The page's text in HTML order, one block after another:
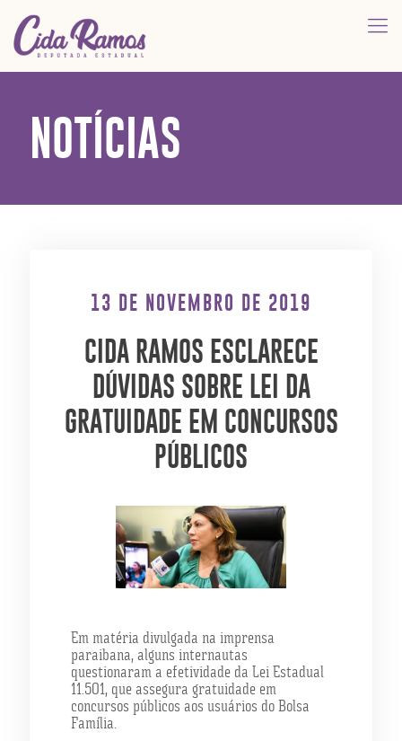
NOTÍCIAS
13 DE NOVEMBRO DE 2019
CIDA RAMOS ESCLARECE
DÚVIDAS SOBRE LEI DA
GRATUIDADE EM CONCURSOS
PÚBLICOS
Em matéria divulgada na imprensa
paraibana, alguns internautas
questionaram a efetividade da Lei Estadual
11.501, que assegura gratuidade em
concursos públicos aos usuários do Bolsa
Família.